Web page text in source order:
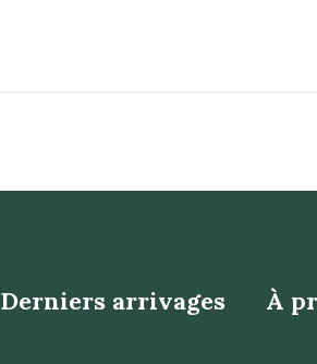
Derniers arrivages À